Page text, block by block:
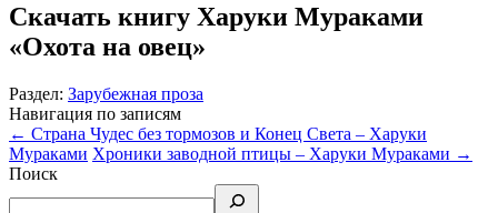
Скачать книгу Харуки Мураками
«Охота на овец»
Раздел: Зарубежная проза
Навигация по записям
← Страна Чудес без тормозов и Конец Света – Харуки
Мураками Хроники заводной птицы – Харуки Мураками →
Поиск